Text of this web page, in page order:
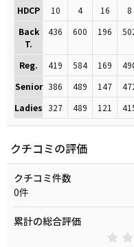
HDCP
10 4 16 8
Back
T.
436 600 196
Reg. 419 584 169
Senior 386 489 147
Ladies 327 489 121
クチコミの評価
クチコミ件数
0件
累計の総合評価